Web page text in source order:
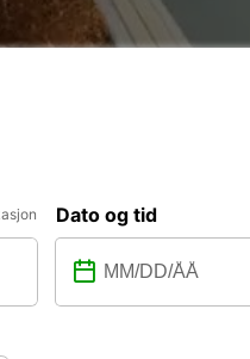
Dato og tid